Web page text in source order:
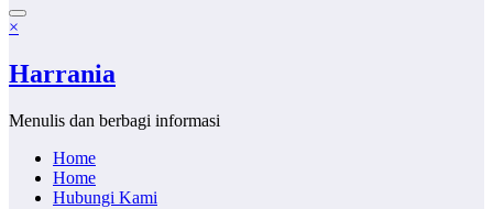
×
Harrania
Menulis dan berbagi informasi
Home
Home
Hubungi Kami